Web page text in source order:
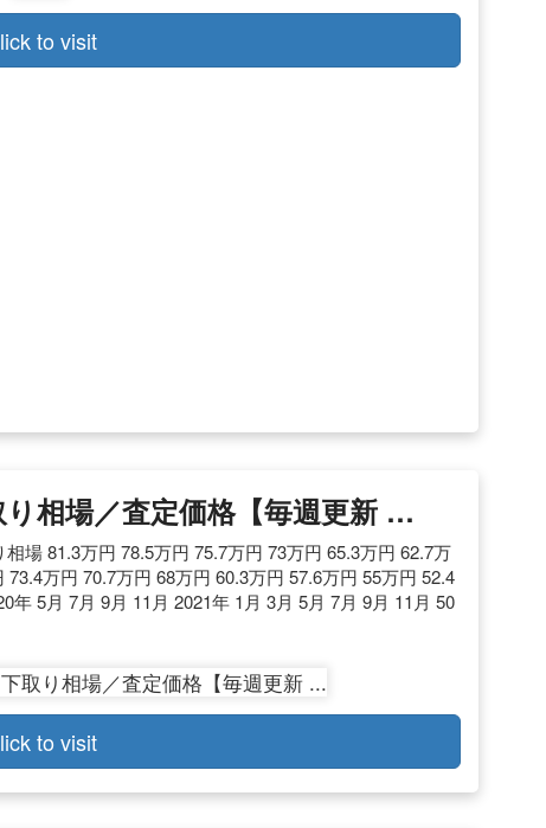
to visit
相場／査定価格【毎週更新 …
場 81.3万円 78.5万円 75.7万円 73万円 65.3万円 62.7万
万円 70.7万円 68万円 60.3万円 57.6万円 55万円 52.4
5月 7月 9月 11月 2021年 1月 3月 5月 7月 9月 11月 50
to visit